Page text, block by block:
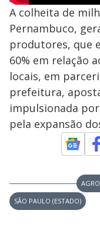
A colheita de
Pernambuco,
produtores, que
60% em relação
locais, em
prefeitura,
impulsionada
pela expansão
SÃO PAULO (ESTADO)